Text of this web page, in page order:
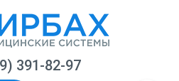
391-82-97